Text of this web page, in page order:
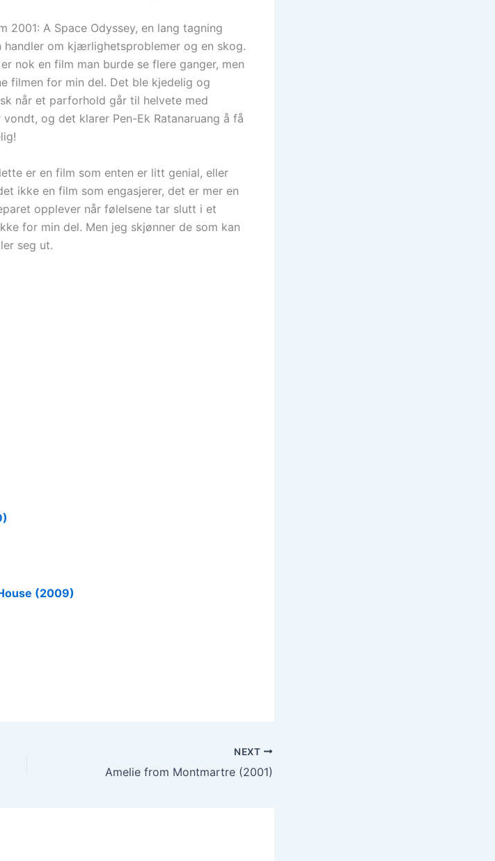
2001: A Space Odyssey, en lang tagning
handler om kjærlighetsproblemer og en skog.
nok en film man burde se flere ganger, men
filmen for min del. Det ble kjedelig og
når et parforhold går til helvete med
og det klarer Pen-Ek Ratanaruang å få
er en film som enten er litt genial, eller
ikke en film som engasjerer, det er mer en
opplever når følelsene tar slutt i et
for min del. Men jeg skjønner de som kan
seg ut.
(2009)
NEXT
Amelie from Montmartre (2001)